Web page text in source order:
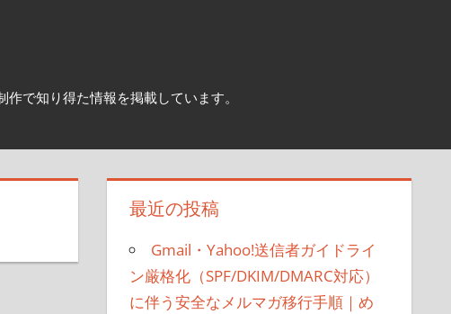
で知り得た情報を掲載しています。
最近の投稿
Gmail・Yahoo!送信者ガイドライ
ン厳格化（SPF/DKIM/DMARC対応）
に伴う安全なメルマガ移行手順｜め